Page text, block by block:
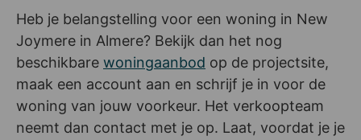
Heb je belangstelling voor een woning in New
Joymere in Almere? Bekijk dan het nog
beschikbare woningaanbod op de projectsite,
maak een account aan en schrijf je in voor de
woning van jouw voorkeur. Het verkoopteam
neemt dan contact met je op. Laat, voordat je je